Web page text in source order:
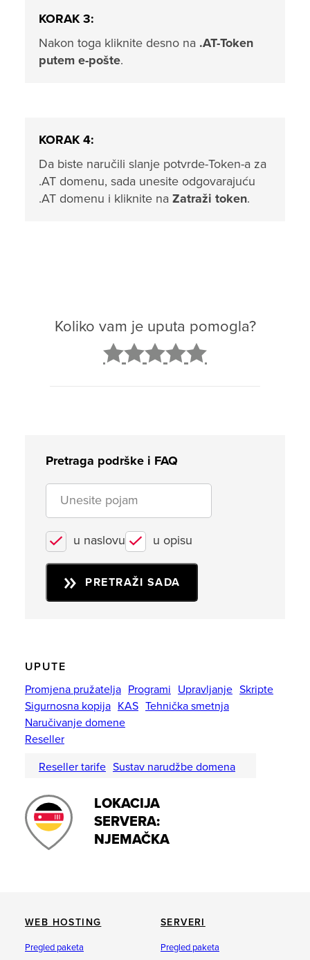
KORAK 3:
Nakon toga kliknite desno na .AT-Token
putem e-pošte.
KORAK 4:
Da biste naručili slanje potvrde-Token-a za
.AT domenu, sada unesite odgovarajuću
.AT domenu i kliknite na Zatraži token.
Koliko vam je uputa pomogla?
Pretraga podrške i FAQ
u naslovu u opisu
PRETRAŽI SADA
UPUTE
Promjena pružatelja Programi Upravljanje Skripte
Sigurnosna kopija KAS Tehnička smetnja
Naručivanje domene
Reseller
Reseller tarife Sustav narudžbe domena
LOKACIJA
SERVERA:
NJEMAČKA
WEB HOSTING
Pregled paketa
SERVERI
Pregled paketa